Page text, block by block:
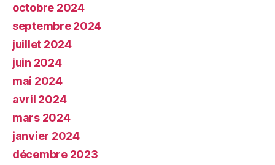
octobre 2024
septembre 2024
juillet 2024
juin 2024
mai 2024
avril 2024
mars 2024
janvier 2024
décembre 2023